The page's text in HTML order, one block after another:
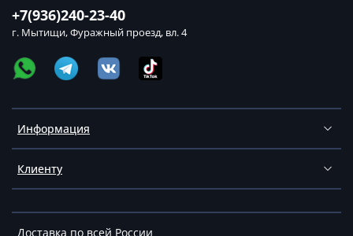
Информация
Клиенту
Доставка по всей России
+7(936)240-23-40
г. Мытищи, Фуражный проезд, вл. 4